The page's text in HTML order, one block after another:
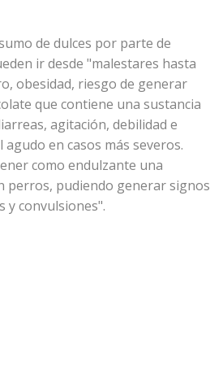
de dulces por parte de
ir desde "malestares hasta
obesidad, riesgo de generar
que contiene una sustancia
agitación, debilidad e
en casos más severos.
como endulzante una
perros, pudiendo generar signos
y convulsiones".